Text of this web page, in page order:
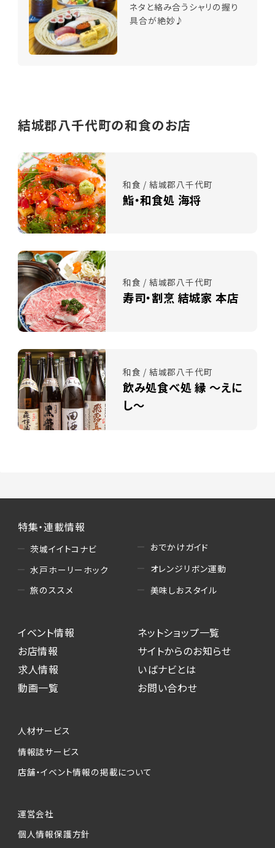
ネタと絡み合うシャリの握り
具合が絶妙♪
結城郡八千代町の和食のお店
和食 / 結城郡八千代町
鮨・和食処 海将
和食 / 結城郡八千代町
寿司・割烹 結城家 本店
和食 / 結城郡八千代町
飲み処食べ処 縁 ～えに
し～
特集・連載情報
茨城イイトコナビ
水戸ホーリーホック
旅のススメ
おでかけガイド
オレンジリボン運動
美味しおスタイル
イベント情報
お店情報
求人情報
動画一覧
ネットショップ一覧
サイトからのお知らせ
いばナビとは
お問い合わせ
人材サービス
情報誌サービス
店舗・イベント情報の掲載について
運営会社
個人情報保護方針